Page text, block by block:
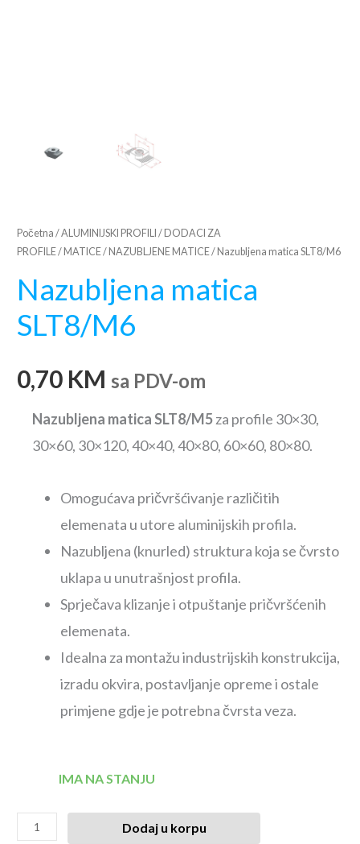
Početna /ALUMINIJSKI PROFILI / DODACI ZA
PROFILE/ MATICE/ NAZUBLJENE MATICE/ Nazubljena matica SLT8/M6
Nazubljena matica
SLT8/M6
0,70 KM sa PDV-om
Nazubljena matica SLT8/M5za profile 30×30,
30×60, 30×120, 40×40, 40×80, 60×60, 80×80.
Omogućava pričvršćivanje različitih
elemenata u utore aluminijskih profila.
Nazubljena (knurled) struktura koja se čvrsto
uklapa u unutrašnjost profila.
Sprječava klizanje i otpuštanje pričvršćenih
elemenata.
Idealna za montažu industrijskih konstrukcija,
izradu okvira, postavljanje opreme i ostale
primjene gdje je potrebna čvrsta veza.
IMA NA STANJU
Dodaj u korpu